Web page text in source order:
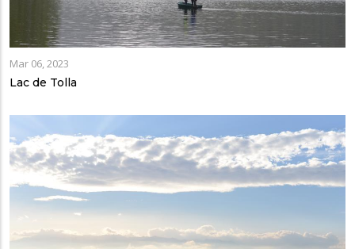
Mar 06, 2023
Lac de Tolla